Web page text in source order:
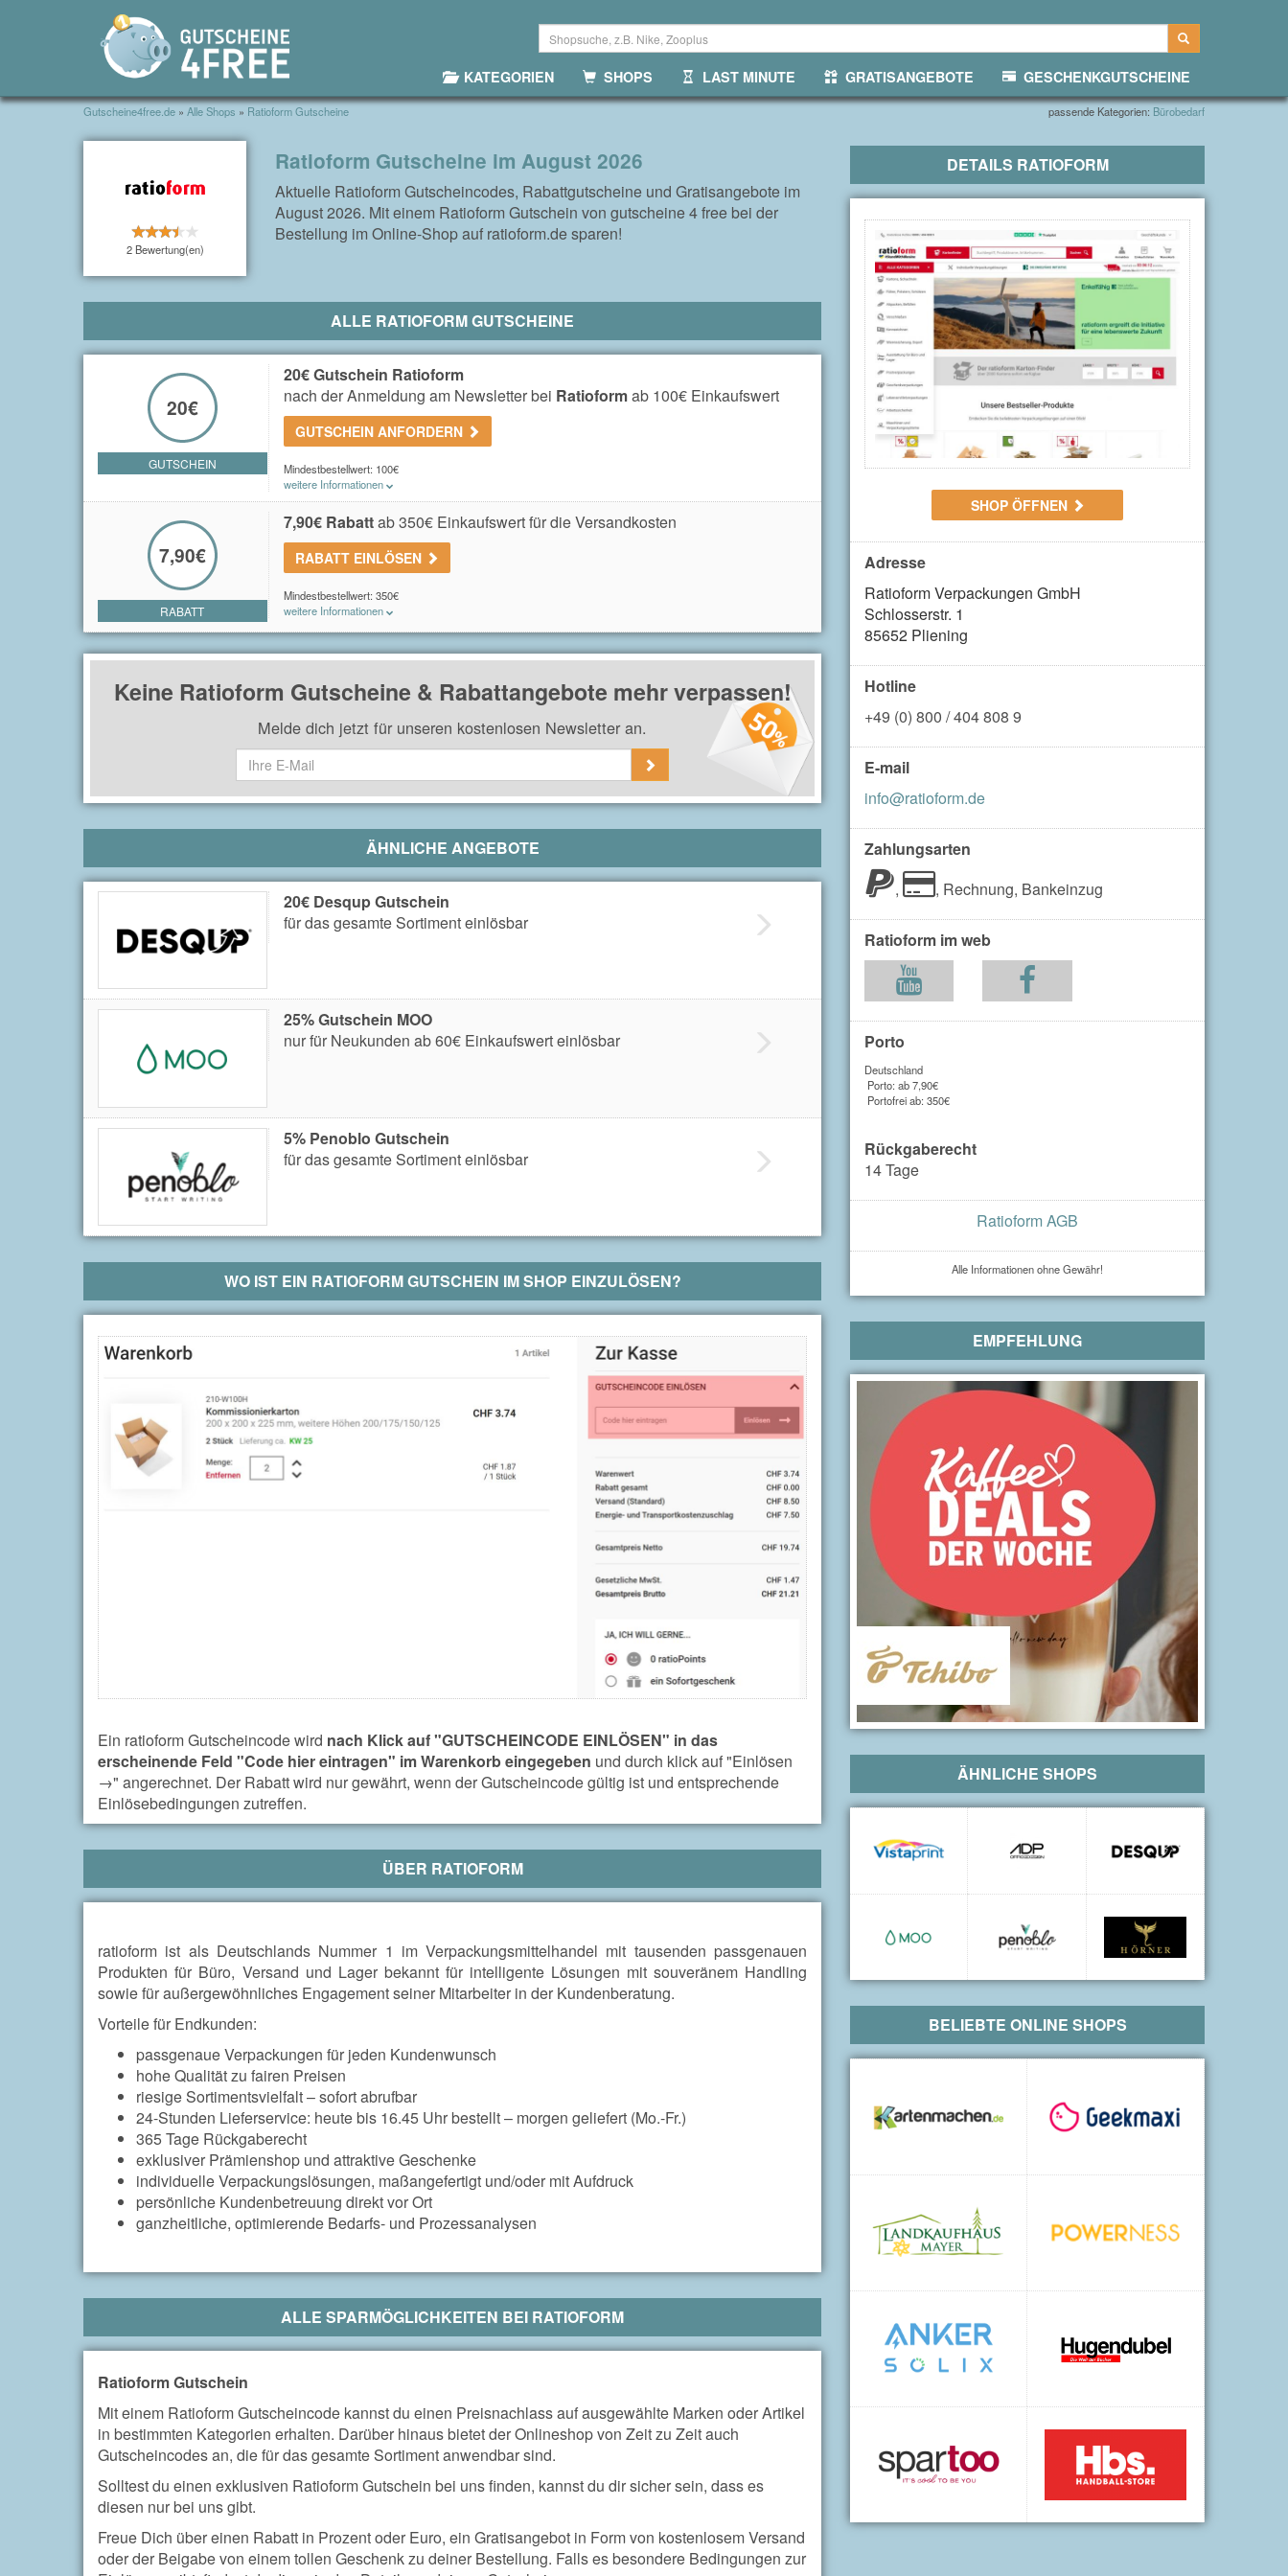
KATEGORIEN SHOPS LAST MINUTE GRATISANGEBOTE GESCHENKGUTSCHEINE
Gutscheine4free.de » Alle Shops » Ratioform Gutscheine passende Kategorien: Bürobedarf
2 Bewertung(en)
Ratioform Gutscheine im August 2026
Aktuelle Ratioform Gutscheincodes, Rabattgutscheine und Gratisangebote im
August 2026. Mit einem Ratioform Gutschein von gutscheine 4 free bei der
Bestellung im Online-Shop auf ratioform.de sparen!
ALLE RATIOFORM GUTSCHEINE
20€
GUTSCHEIN
20€ Gutschein Ratioform
nach der Anmeldung am Newsletter bei Ratioformab 100€ Einkaufswert
GUTSCHEIN ANFORDERN
Mindestbestellwert: 100€
weitere Informationen
Du erhältst einen 20€ Gutschein nach der Anmeldung am Newsletter beiRatioform. Der Gutschein kann ab
einem Einkaufswert von 100€ eingelöst werden.
7,90€
RABATT
7,90€ Rabattab 350€ Einkaufswert für die Versandkosten
RABATT EINLÖSEN
Mindestbestellwert: 350€
weitere Informationen
Keine Ratioform Gutscheine & Rabattangebote mehr verpassen!
Melde dich jetzt für unseren kostenlosen Newsletter an.
ÄHNLICHE ANGEBOTE
20€ Desqup Gutschein
für das gesamte Sortiment einlösbar
25% Gutschein MOO
nur für Neukunden ab 60€ Einkaufswert einlösbar
5% Penoblo Gutschein
für das gesamte Sortiment einlösbar
WO IST EIN RATIOFORMGUTSCHEIN IM SHOP EINZULÖSEN?
Ein ratioform Gutscheincode wird nach Klick auf "GUTSCHEINCODE EINLÖSEN" in das
erscheinende Feld "Code hier eintragen" im Warenkorb eingegeben und durch klick auf "Einlösen
→" angerechnet. Der Rabatt wird nur gewährt, wenn der Gutscheincode gültig ist und entsprechende
Einlösebedingungen zutreffen.
ÜBER RATIOFORM
ratioform ist als Deutschlands Nummer 1 im Verpackungsmittelhandel mit tausenden passgenauen
Produkten für Büro, Versand und Lager bekannt für intelligente Lösungen mit souveränem Handling
sowie für außergewöhnliches Engagement seiner Mitarbeiter in der Kundenberatung.
Vorteile für Endkunden:
passgenaue Verpackungen für jeden Kundenwunsch
hohe Qualität zu fairen Preisen
riesige Sortimentsvielfalt – sofort abrufbar
24-Stunden Lieferservice: heute bis 16.45 Uhr bestellt – morgen geliefert (Mo.-Fr.)
365 Tage Rückgaberecht
exklusiver Prämienshop und attraktive Geschenke
individuelle Verpackungslösungen, maßangefertigt und/oder mit Aufdruck
persönliche Kundenbetreuung direkt vor Ort
ganzheitliche, optimierende Bedarfs- und Prozessanalysen
ALLE SPARMÖGLICHKEITEN BEI RATIOFORM
Ratioform Gutschein
Mit einem Ratioform Gutscheincode kannst du einen Preisnachlass auf ausgewählte Marken oder Artikel
in bestimmten Kategorien erhalten. Darüber hinaus bietet der Onlineshop von Zeit zu Zeit auch
Gutscheincodes an, die für das gesamte Sortiment anwendbar sind.
Solltest du einen exklusiven Ratioform Gutschein bei uns finden, kannst du dir sicher sein, dass es
diesen nur bei uns gibt.
Freue Dich über einen Rabatt in Prozent oder Euro, ein Gratisangebot in Form von kostenlosem Versand
oder der Beigabe von einem tollen Geschenk zu deiner Bestellung. Falls es besondere Bedingungen zur
DETAILS RATIOFORM
SHOP ÖFFNEN
Adresse
Ratioform Verpackungen GmbH
Schlosserstr. 1
85652 Pliening
Hotline
+49 (0) 800 / 404 808 9
E-mail
info@ratioform.de
Zahlungsarten
,
, Rechnung, Bankeinzug
Ratioform im web
Porto
Deutschland
Porto: ab 7,90€
Portofrei ab: 350€
Rückgaberecht
14 Tage
Ratioform AGB
Alle Informationen ohne Gewähr!
EMPFEHLUNG
ÄHNLICHE SHOPS
BELIEBTE ONLINE SHOPS